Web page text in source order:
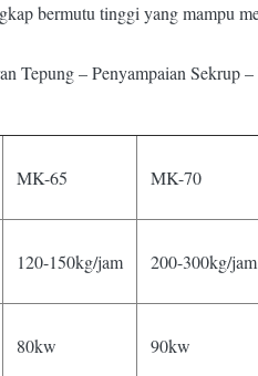
bermutu tinggi yang mampu
Tepung – Penyampaian Sekrup
MK-65 MK-70
120-150kg/jam 200-300kg/jam
80kw 90kw